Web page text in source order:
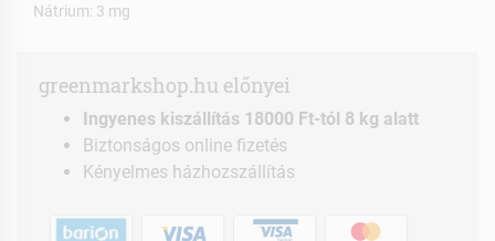
Nátrium: 3 mg
greenmarkshop.hu előnyei
Ingyenes kiszállítás 18000 Ft-tól 8 kg alatt
Biztonságos online fizetés
Kényelmes házhozszállítás